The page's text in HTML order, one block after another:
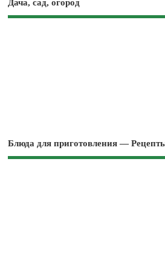
Дача, сад, огород
Блюда для приготовления —